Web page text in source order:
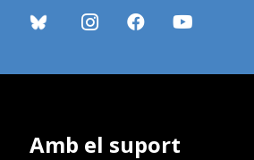
Amb el suport